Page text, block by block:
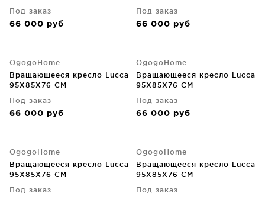
Под заказ
66 000 руб
Под заказ
66 000 руб
OgogoHome
Вращающееся кресло Lucca
95X85X76 CM
Под заказ
66 000 руб
OgogoHome
Вращающееся кресло Lucca
95X85X76 CM
Под заказ
66 000 руб
OgogoHome
Вращающееся кресло Lucca
95X85X76 CM
Под заказ
OgogoHome
Вращающееся кресло Lucca
95X85X76 CM
Под заказ